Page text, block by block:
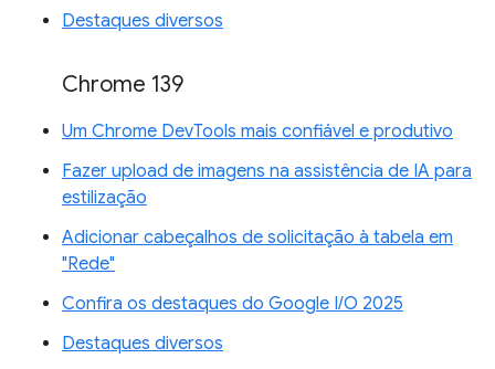
Destaques diversos
Chrome 139
Um Chrome DevTools mais confiável e produtivo
Fazer upload de imagens na assistência de IA para
estilização
Adicionar cabeçalhos de solicitação à tabela em
"Rede"
Confira os destaques do Google I/O 2025
Destaques diversos